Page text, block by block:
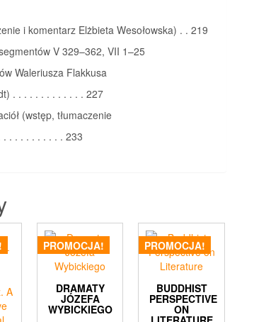
i komentarz Elżbieta Wesołowska) . . 219
V 329–362, VII 1–25
Waleriusza Flakkusa
. . . . . . . . . . . . . 227
(wstęp, tłumaczenie
. . . . . . . . . . 233
PROMOCJA!
DRAMATY
JÓZEFA
WYBICKIEGO
PROMOCJA!
BUDDHIST
PERSPECTIVE
ON